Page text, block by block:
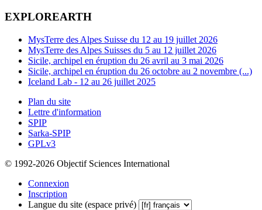
EXPLOREARTH
MysTerre des Alpes Suisse du 12 au 19 juillet 2026
MysTerre des Alpes Suisses du 5 au 12 juillet 2026
Sicile, archipel en éruption du 26 avril au 3 mai 2026
Sicile, archipel en éruption du 26 octobre au 2 novembre (...)
Iceland Lab - 12 au 26 juillet 2025
Plan du site
Lettre d'information
SPIP
Sarka-SPIP
GPLv3
© 1992-2026 Objectif Sciences International
Connexion
Inscription
Langue du site (espace privé)